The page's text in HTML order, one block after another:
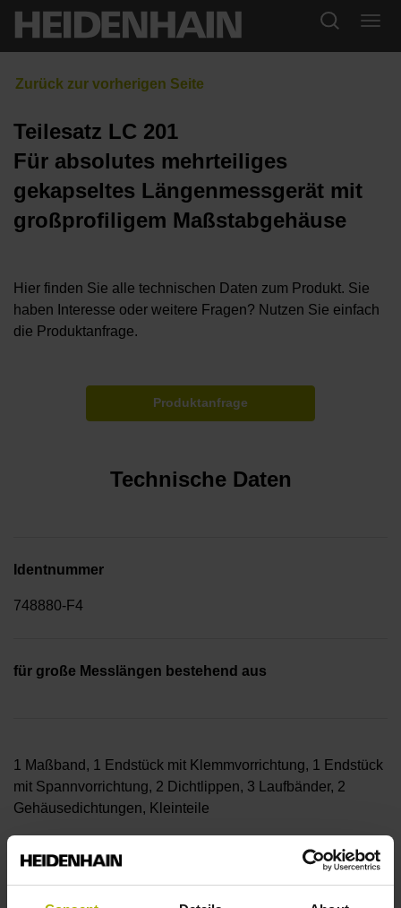
Teilesatz LC 201
Für absolutes mehrteiliges
gekapseltes Längenmessgerät mit
großprofiligem Maßstabgehäuse
Hier finden Sie alle technischen Daten zum Produkt. Sie
haben Interesse oder weitere Fragen? Nutzen Sie einfach
die Produktanfrage.
Produktanfrage
Technische Daten
Identnummer
748880-F4
für große Messlängen bestehend aus
1 Maßband, 1 Endstück mit Klemmvorrichtung, 1 Endstück
mit Spannvorrichtung, 2 Dichtlippen, 3 Laufbänder, 2
Gehäusedichtungen, Kleinteile